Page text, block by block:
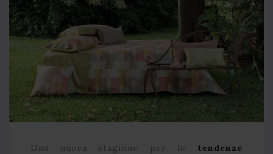
Una nuova stagione per le tendenze